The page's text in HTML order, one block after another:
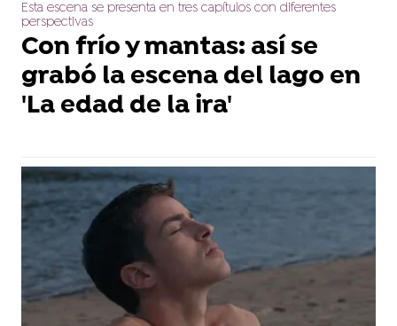
Esta escena se presenta en tres capítulos con diferentes
perspectivas
Con frío y mantas: así se
grabó la escena del lago en
'La edad de la ira'